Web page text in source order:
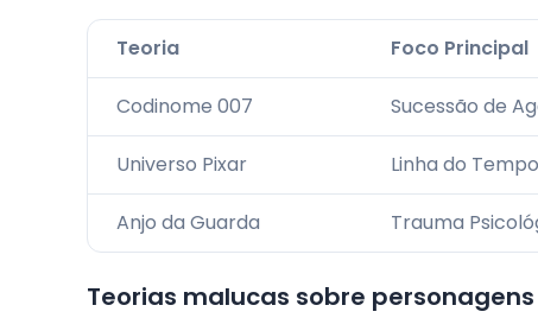
Teoria Foco Principal
Codinome 007 Sucessão de
Universo Pixar Linha do Tempo
Anjo da Guarda Trauma
Teorias malucas sobre